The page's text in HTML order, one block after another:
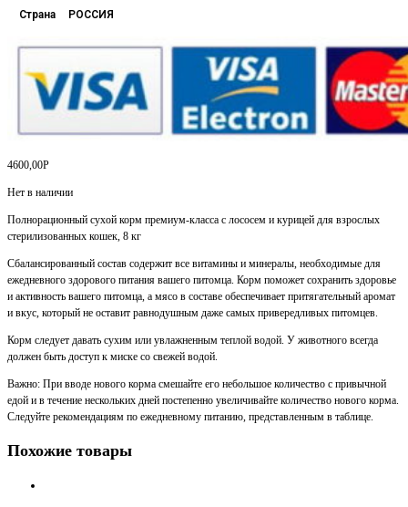
Страна РОССИЯ
4600,00Р
Нет в наличии
Полнорационный сухой корм премиум-класса с лососем и курицей для взрослых
стерилизованных кошек, 8 кг
Сбалансированный состав содержит все витамины и минералы, необходимые для
ежедневного здорового питания вашего питомца. Корм поможет сохранить здоровье
и активность вашего питомца, а мясо в составе обеспечивает притягательный аромат
и вкус, который не оставит равнодушным даже самых привередливых питомцев.
Корм следует давать сухим или увлажненным теплой водой. У животного всегда
должен быть доступ к миске со свежей водой.
Важно: При вводе нового корма смешайте его небольшое количество с привычной
едой и в течение нескольких дней постепенно увеличивайте количество нового корма.
Следуйте рекомендациям по ежедневному питанию, представленным в таблице.
Похожие товары